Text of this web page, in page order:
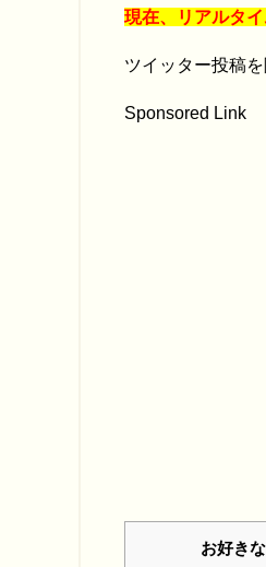
現在、リアルタ
ツイッター投稿
Sponsored Link
お好き